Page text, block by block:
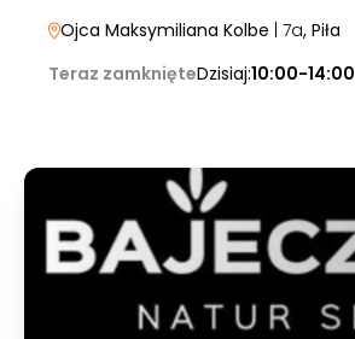
Ojca Maksymiliana Kolbe | 7a, Piła
Teraz zamknięteDzisiaj:10:00-14:00